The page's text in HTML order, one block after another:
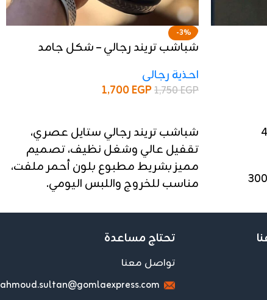
-3%
شباشب تريند رجالي – شكل جامد
احذية رجالى
1,750EGP
1,700EGP
شباشب تريند رجالي ستايل عصري،
تقفيل عالي وشغل نظيف، تصميم
مميز بشريط مطبوع بلون أحمر ملفت،
مناسب للخروج واللبس اليومي.
📏 المقاسات: من 41 لـ 45
📞 للحجز والاستفسار: 01143097487
تحتاج مساعدة
تواصل معنا